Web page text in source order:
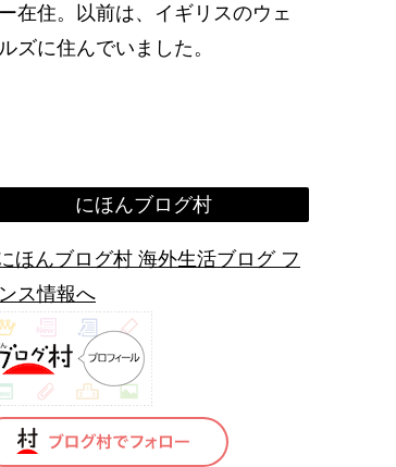
在住。以前は、イギリスのウェ
ズに住んでいました。
にほんブログ村